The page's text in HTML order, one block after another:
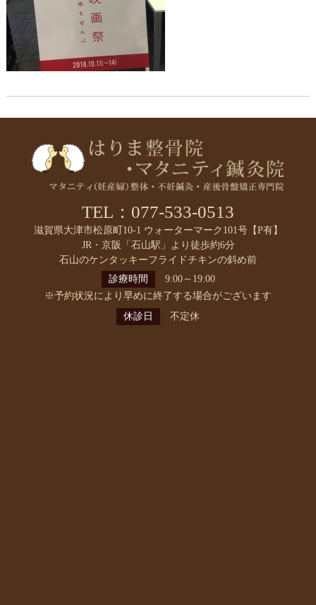
TEL：077-533-0513
滋賀県大津市松原町10-1 ウォーターマーク101号【P有】
JR・京阪「石山駅」より徒歩約6分
石山のケンタッキーフライドチキンの斜め前
診療時間
9:00～19:00
※予約状況により早めに終了する場合がございます
休診日
不定休